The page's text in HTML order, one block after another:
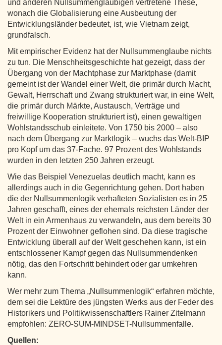
und anderen Nullsummengläubigen vertretene These,
wonach die Globalisierung eine Ausbeutung der
Entwicklungsländer bedeutet, ist, wie Vietnam zeigt,
grundfalsch.
Mit empirischer Evidenz hat der Nullsummenglaube nichts
zu tun. Die Menschheitsgeschichte hat gezeigt, dass der
Übergang von der Machtphase zur Marktphase (damit
gemeint ist der Wandel einer Welt, die primär durch Macht,
Gewalt, Herrschaft und Zwang strukturiert war, in eine Welt,
die primär durch Märkte, Austausch, Verträge und
freiwillige Kooperation strukturiert ist), einen gewaltigen
Wohlstandsschub einleitete. Von 1750 bis 2000 – also
nach dem Übergang zur Marktlogik – wuchs das Welt-BIP
pro Kopf um das 37-Fache. 97 Prozent des Wohlstands
wurden in den letzten 250 Jahren erzeugt.
Wie das Beispiel Venezuelas deutlich macht, kann es
allerdings auch in die Gegenrichtung gehen. Dort haben
die der Nullsummenlogik verhafteten Sozialisten es in 25
Jahren geschafft, eines der ehemals reichsten Länder der
Welt in ein Armenhaus zu verwandeln, aus dem bereits 30
Prozent der Einwohner geflohen sind. Da diese tragische
Entwicklung überall auf der Welt geschehen kann, ist ein
entschlossener Kampf gegen das Nullsummendenken
nötig, das den Fortschritt behindert oder gar umkehren
kann.
Wer mehr zum Thema „Nullsummenlogik“ erfahren möchte,
dem sei die Lektüre des jüngsten Werks aus der Feder des
Historikers und Politikwissenschaftlers Rainer Zitelmann
empfohlen: ZERO-SUM-MINDSET-Nullsummenfalle.
Quellen: